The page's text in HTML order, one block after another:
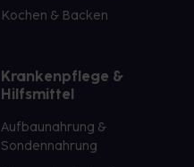
Kochen & Backen
Krankenpflege &
Hilfsmittel
Aufbaunahrung &
Sondennahrung